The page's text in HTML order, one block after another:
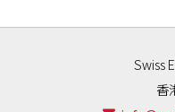
Swiss
香